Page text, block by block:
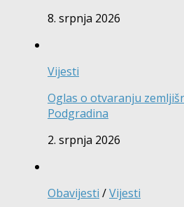
8. srpnja 2026
Vijesti
Oglas o otvaranju
Podgradina
2. srpnja 2026
Obavijesti /Vijesti